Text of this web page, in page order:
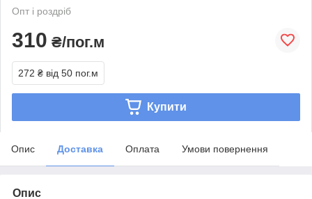
Опт і роздріб
310 ₴/пог.м
272 ₴ від 50 пог.м
Купити
Опис Доставка Оплата Умови повернення
Опис